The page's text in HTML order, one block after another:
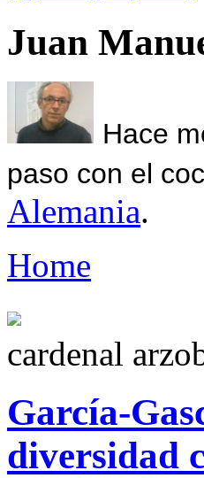
Juan
Hace
paso con el
Alemania.
Home
cardenal
García-
diversidad